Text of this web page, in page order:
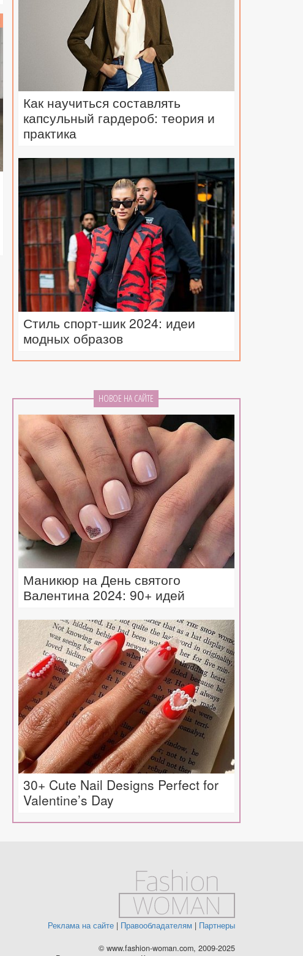
Как научиться составлять
капсульный гардероб: теория и
практика
Стиль спорт-шик 2024: идеи
модных образов
НОВОЕ НА САЙТЕ
Маникюр на День святого
Валентина 2024: 90+ идей
30+ Cute Nail Designs Perfect for
Valentine’s Day
Реклама на сайте| Правообладателям | Партнеры
© www.fashion-woman.com, 2009-2025